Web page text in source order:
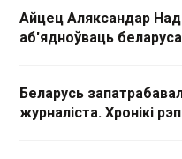
Айцец Аляксандар
аб'ядноўваць
Беларусь
журналіста. Хронікі